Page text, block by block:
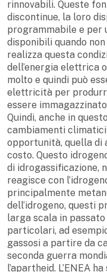
rinnovabili. Queste
discontinue, la loro
programmabile e per
disponibili quando
realizza questa
dell’energia elettrica
molto e quindi può
elettricità per
essere
Quindi, anche in
cambiamenti
opportunità, quella di
costo. Questo
di idrogassificazione,
reagisce con
principalmente
dell’idrogeno, questi
larga scala in
particolari, ad
gassosi a partire da
seconda guerra
l’apartheid. L’ENEA